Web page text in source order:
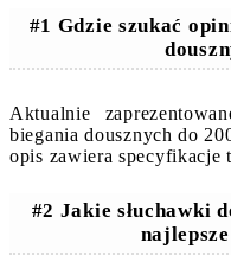
#1 Gdzie szukać
Aktualnie
biegania dousznych do
opis zawiera specyfikacje
#2 Jakie słuchawki